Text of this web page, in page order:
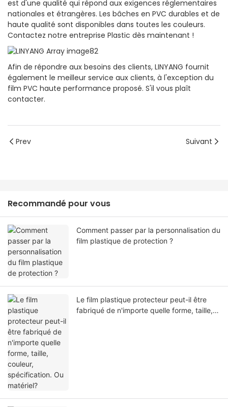
est d'une qualité qui répond aux exigences réglementaires
nationales et étrangères. Les bâches en PVC durables et de
haute qualité sont disponibles dans toutes les couleurs.
Contactez notre entreprise Plastic dès maintenant !
Afin de répondre aux besoins des clients, LINYANG fournit
également le meilleur service aux clients, à l'exception du
film PVC haute performance proposé. S'il vous plaît
contacter.
Prev Suivant
Recommandé pour vous
Comment passer par la personnalisation du
film plastique de protection ?
Le film plastique protecteur peut-il être
fabriqué de n'importe quelle forme, taille,